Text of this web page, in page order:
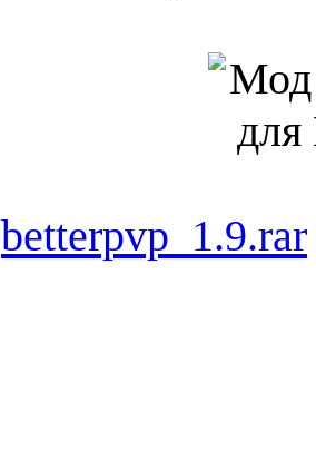
betterpvp_1.9.rar